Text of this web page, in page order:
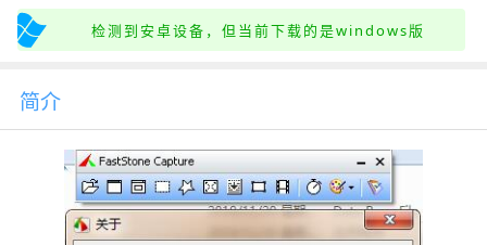
检测到安卓设备，但当前下载的是windows版
简介